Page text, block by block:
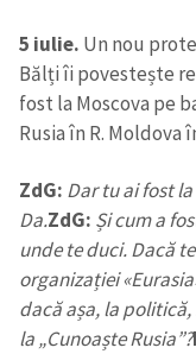
5 iulie. Un nou
Bălți îi povestește
fost la Moscova pe
Rusia în R. Moldova
ZdG: Dar tu ai fost
Da.ZdG: Și cum a
unde te duci. Dacă
organizației
dacă așa, la
la „Cunoaște Rusia”?